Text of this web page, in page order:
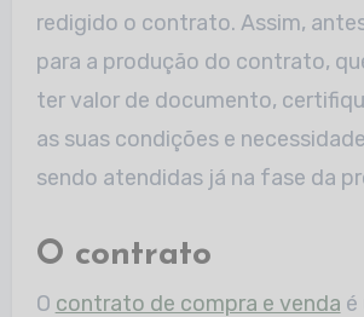
redigido o contrato. Assim,
para a produção do contrato,
ter valor de documento,
as suas condições e
sendo atendidas já na fase da
O contrato
O contrato de compra e venda é